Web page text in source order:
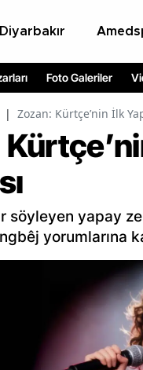
Diyarbakır
Foto Galeriler
| Zozan: Kürtçe’nin İlk
söyleyen yapay
yorumlarına